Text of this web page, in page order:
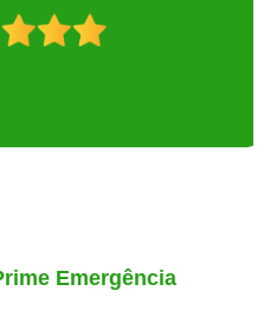
Emergência